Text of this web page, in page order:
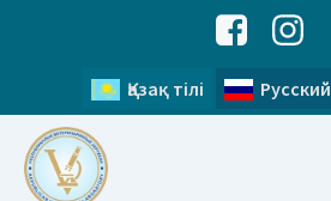
Қазақ тілі Русский